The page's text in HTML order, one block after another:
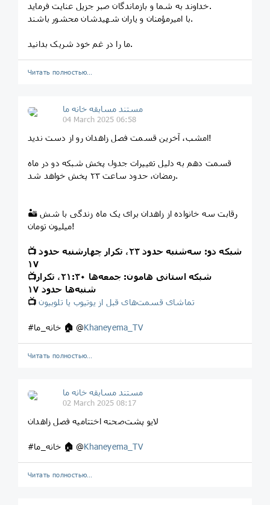
خداوند به شما و بازماندگان صبر جزیل عنایت فرماید.
با امیرمؤمنان و یاران شهیدشان محشور باشند.
ما را در غم خود شریک بدانید.
Читать полностью…
مستند مسابقه خانه ما
04 March 2025 06:58
امشب، آخرین قسمت فصل زاهدان رو از دست ندید!
قسمت دهم به دلیل تغییرات جدول پخش شبکه دو در ماه
رمضان، حدود ساعت ۲۳ پخش خواهد شد.
🏜 رقابت سه خانواده از زاهدان برای یک ماه زندگی با شش
میلیون تومان!
📺 شبکه دو: سه‌شنبه حدود ۲۳، تکرار چهارشنبه حدود
۱۷
📺شبکه استانی هامون: جمعه‌ها ۲۱:۳۰، تکرار
شنبه‌ها حدود ۱۷
📺 تماشای قسمت‌های قبل از یوتیوب یا تلوبیون
🏠 @Khaneyema_TV
Читать полностью…
مستند مسابقه خانه ما
02 March 2025 08:17
لایو پشت‌صحنه اختتامیه فصل زاهدان
🏠 @Khaneyema_TV
Читать полностью…